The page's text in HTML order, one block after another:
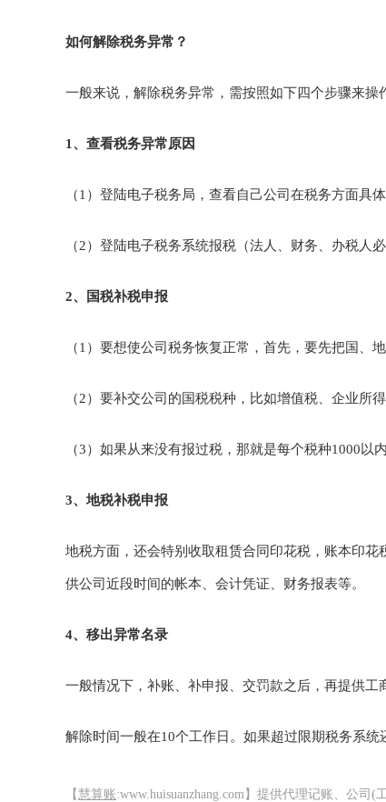
如何解除税务异常？
一般来说，解除税务异常，需按照如下四个步骤来操
1、查看税务异常原因
（1）登陆电子税务局，查看自己公司在税务方面具
（2）登陆电子税务系统报税（法人、财务、办税人
2、国税补税申报
（1）要想使公司税务恢复正常，首先，要先把国、地
（2）要补交公司的国税税种，比如增值税、企业所
（3）如果从来没有报过税，那就是每个税种1000以
3、地税补税申报
地税方面，还会特别收取租赁合同印花税，账本印
供公司近段时间的帐本、会计凭证、财务报表等。
4、移出异常名录
一般情况下，补账、补申报、交罚款之后，再提供工
解除时间一般在10个工作日。如果超过限期税务系
【 慧算账:www.huisuanzhang.com】提供代理记账、公